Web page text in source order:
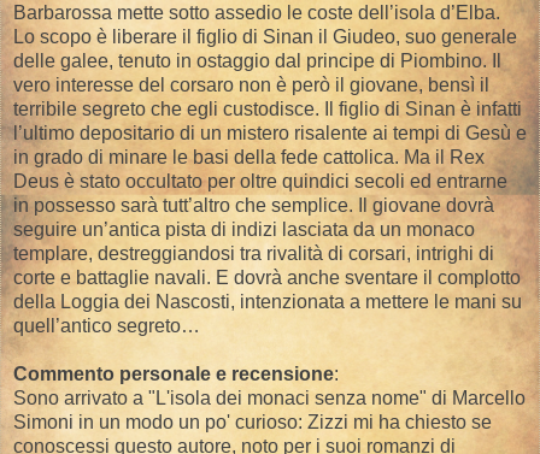
Barbarossa mette sotto assedio le coste dell’isola d’Elba.
Lo scopo è liberare il figlio di Sinan il Giudeo, suo generale
delle galee, tenuto in ostaggio dal principe di Piombino. Il
vero interesse del corsaro non è però il giovane, bensì il
terribile segreto che egli custodisce. Il figlio di Sinan è infatti
l’ultimo depositario di un mistero risalente ai tempi di Gesù e
in grado di minare le basi della fede cattolica. Ma il Rex
Deus è stato occultato per oltre quindici secoli ed entrarne
in possesso sarà tutt’altro che semplice. Il giovane dovrà
seguire un’antica pista di indizi lasciata da un monaco
templare, destreggiandosi tra rivalità di corsari, intrighi di
corte e battaglie navali. E dovrà anche sventare il complotto
della Loggia dei Nascosti, intenzionata a mettere le mani su
quell’antico segreto…
Commento personale e recensione:
Sono arrivato a "L'isola dei monaci senza nome" di Marcello
Simoni in un modo un po' curioso: Zizzi mi ha chiesto se
conoscessi questo autore, noto per i suoi romanzi di